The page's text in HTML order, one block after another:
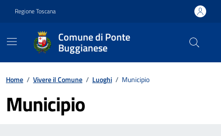
Regione Toscana
Comune di Ponte
Buggianese
Contenuti in evidenza
Home / Vivere il Comune / Luoghi / Municipio
Municipio